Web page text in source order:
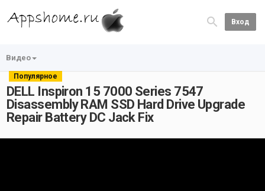
Вход
Видео
Популярное
DELL Inspiron 15 7000 Series 7547
Disassembly RAM SSD Hard Drive Upgrade
Repair Battery DC Jack Fix